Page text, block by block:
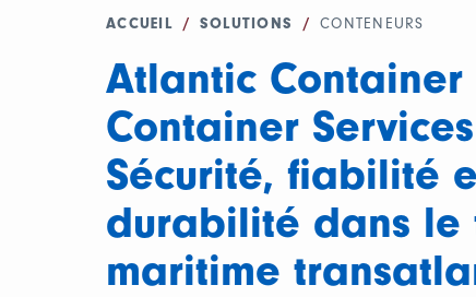
ACCUEIL / SOLUTIONS / CONTENEURS
Atlantic Container
Container
Sécurité, fiabilité
durabilité dans le
maritime